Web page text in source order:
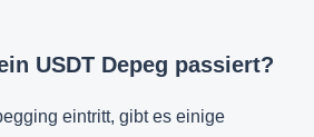
USDT Depeg passiert?
eintritt, gibt es einige